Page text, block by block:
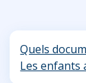
Quels
Les enfants